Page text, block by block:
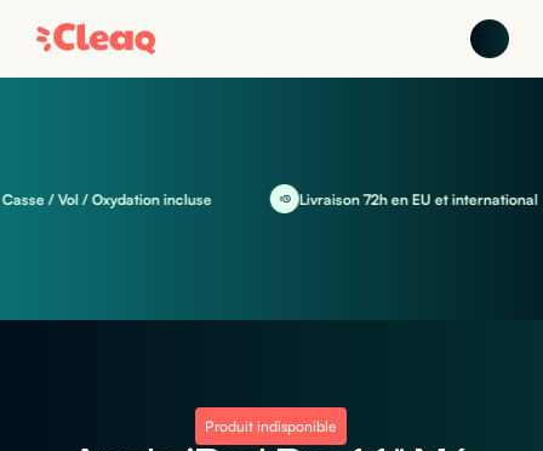
/ Vol / Oxydation incluse Livraison 72h en EU et international
Produit indisponible